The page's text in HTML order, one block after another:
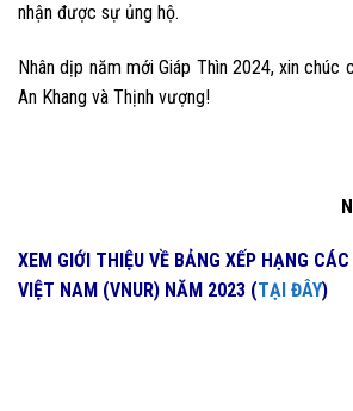
nhận được sự ủng hộ.
Nhân dịp năm mới Giáp Thìn 2024, xin chúc
An Khang và Thịnh vượng!
XEM GIỚI THIỆU VỀ BẢNG XẾP HẠNG
VIỆT NAM (VNUR) NĂM 2023 (TẠI ĐÂY)